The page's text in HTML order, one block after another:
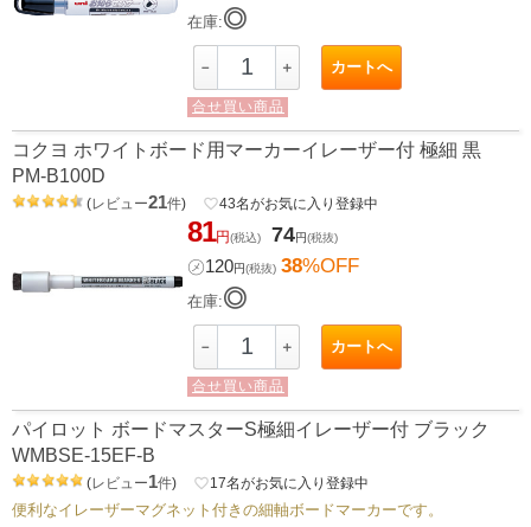
在庫:◎
－ ＋ カートへ
合せ買い商品
コクヨ ホワイトボード用マーカーイレーザー付 極細 黒
PM-B100D
(レビュー21件) favorite_border43名がお気に入り登録中
81円(税込) 74円(税抜)
㋱120円(税抜) 38%OFF
在庫:◎
－ ＋ カートへ
合せ買い商品
パイロット ボードマスターS極細イレーザー付 ブラック
WMBSE-15EF-B
(レビュー1件) favorite_border17名がお気に入り登録中
便利なイレーザーマグネット付きの細軸ボードマーカーです。